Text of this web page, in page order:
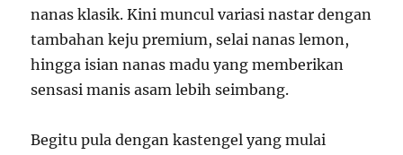
nanas klasik. Kini muncul variasi nastar dengan
tambahan keju premium, selai nanas lemon,
hingga isian nanas madu yang memberikan
sensasi manis asam lebih seimbang.
Begitu pula dengan kastengel yang mulai